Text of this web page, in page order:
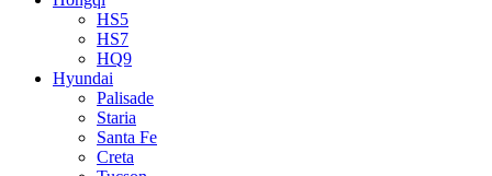
HS5
HS7
HQ9
Hyundai
Palisade
Staria
Santa Fe
Creta